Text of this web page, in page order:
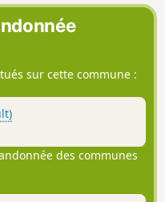
sur cette commune :
des communes